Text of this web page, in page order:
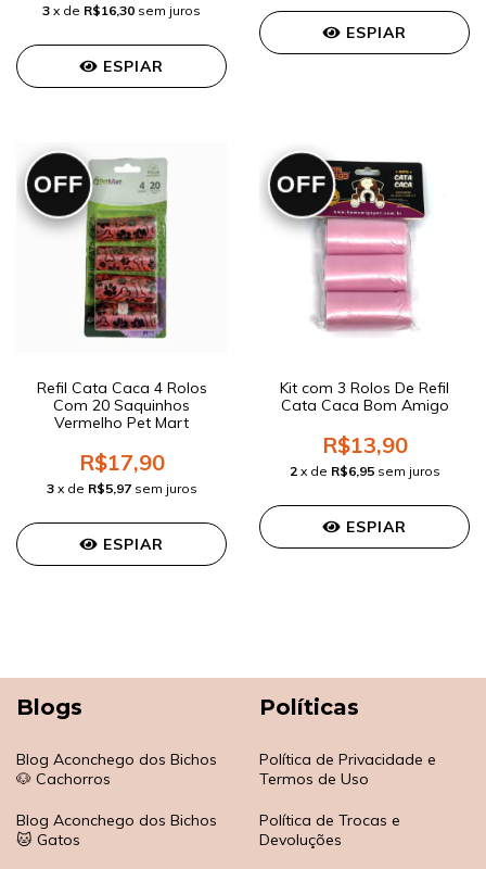
3 x de R$16,30 sem juros
ESPIAR
ESPIAR
OFF
Refil Cata Caca 4 Rolos
Com 20 Saquinhos
Vermelho Pet Mart
R$17,90
3 x de R$5,97 sem juros
ESPIAR
OFF
Kit com 3 Rolos De Refil
Cata Caca Bom Amigo
R$13,90
2 x de R$6,95 sem juros
ESPIAR
Blogs
Blog Aconchego dos Bichos
🐶 Cachorros
Blog Aconchego dos Bichos
🐱 Gatos
Políticas
Política de Privacidade e
Termos de Uso
Política de Trocas e
Devoluções